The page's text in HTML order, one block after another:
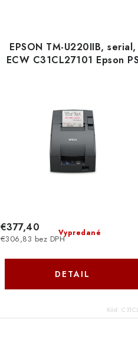
EPSON TM-U220IIB, serial,
ECW C31CL27101 Epson PS
Vypredané
€306,83 bez DPH
€377,40
DETAIL
Kód: